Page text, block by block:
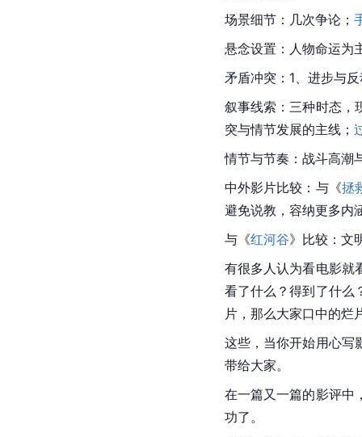
场景细节：几次争论；
悬念设置：人物命运为
矛盾冲突：1、进步与
叙事线索：三种时态，
突与情节发展的主线；
情节与节奏：战斗高潮
中外影片比较：与《拯
避免说教，容纳更多内
与《红河谷》比较：文
有很多人认为看电影就
看了什么？得到了什么
片，那么大家口中的烂
这些，当你开始用心写
带给大家。
在一篇又一篇的影评中
功了。